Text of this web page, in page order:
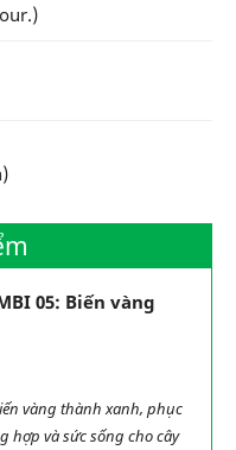
05: Biến vàng
vàng thành xanh, phục
hợp và sức sống cho cây